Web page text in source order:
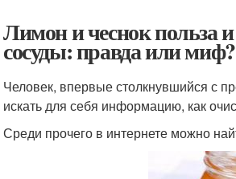
Лимон и чеснок польза
сосуды: правда или миф?
Человек, впервые столкнувшийся с
искать для себя информацию, как
Среди прочего в интернете можно